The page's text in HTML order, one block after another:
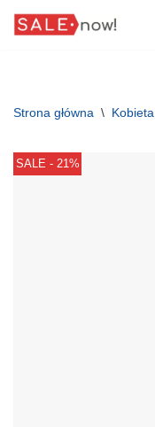
Strona główna \ Kobieta
SALE - 21%